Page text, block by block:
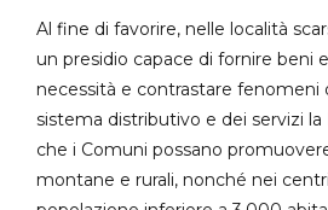
Al fine di favorire, nelle località
un presidio capace di fornire beni
necessità e contrastare fenomeni
sistema distributivo e dei servizi
che i Comuni possano
montane e rurali, nonché nei